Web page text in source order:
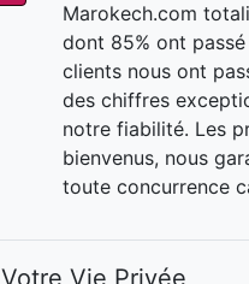
Marokech.com
dont 85% ont
clients nous ont
des chiffres
notre fiabilité. Les
bienvenus, nous
toute concurrence